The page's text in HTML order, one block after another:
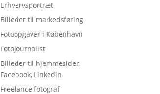
Erhvervsportræt
Billeder til markedsføring
Fotoopgaver i København
Fotojournalist
Billeder til hjemmesider,
Facebook, Linkedin
Freelance fotograf